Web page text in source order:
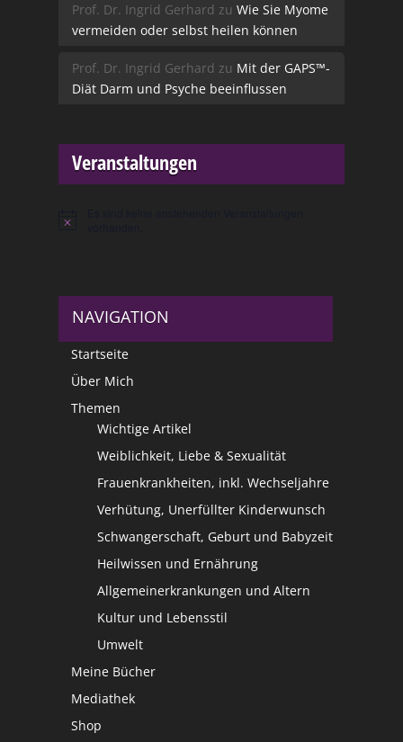
Prof. Dr. Ingrid Gerhard zu Wie Sie Myome
vermeiden oder selbst heilen können
Prof. Dr. Ingrid Gerhard zu Mit der GAPS™-
Diät Darm und Psyche beeinflussen
Veranstaltungen
Hinweis
NAVIGATION
Startseite
Über Mich
Themen
Wichtige Artikel
Weiblichkeit, Liebe & Sexualität
Frauenkrankheiten, inkl. Wechseljahre
Verhütung, Unerfüllter Kinderwunsch
Schwangerschaft, Geburt und Babyzeit
Heilwissen und Ernährung
Allgemeinerkrankungen und Altern
Kultur und Lebensstil
Umwelt
Meine Bücher
Mediathek
Shop